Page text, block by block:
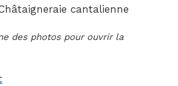
cantalienne
des photos pour ouvrir la